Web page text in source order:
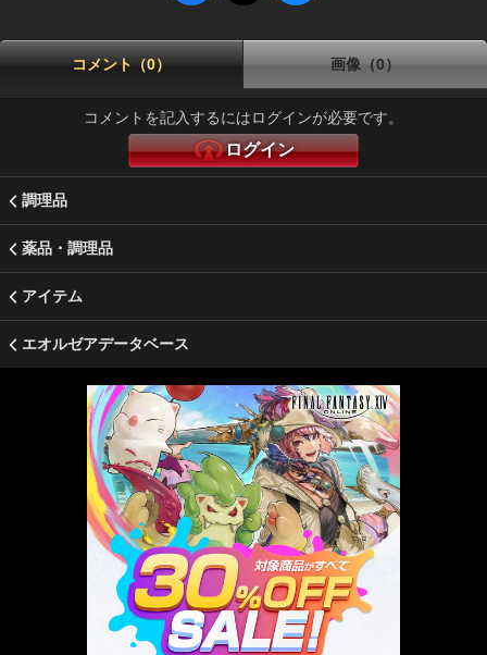
コメント（0） 画像（0）
コメントを記入するにはログインが必要です。
ログイン
調理品
薬品・調理品
アイテム
エオルゼアデータベース